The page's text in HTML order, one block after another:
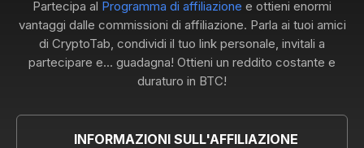
Partecipa al Programma di affiliazione e ottieni enormi
vantaggi dalle commissioni di affiliazione. Parla ai tuoi amici
di CryptoTab, condividi il tuo link personale, invitali a
partecipare e... guadagna! Ottieni un reddito costante e
duraturo in BTC!
INFORMAZIONI SULL'AFFILIAZIONE